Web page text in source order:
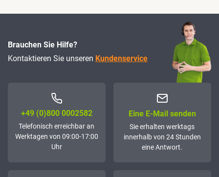
Brauchen Sie Hilfe?
Kontaktieren Sie unseren Kundenservice
+49 (0)800 0002582
Telefonisch erreichbar an
Werktagen von 09:00-17:00
Uhr
Eine E-Mail senden
Sie erhalten werktags
innerhalb von 24 Stunden
eine Antwort.